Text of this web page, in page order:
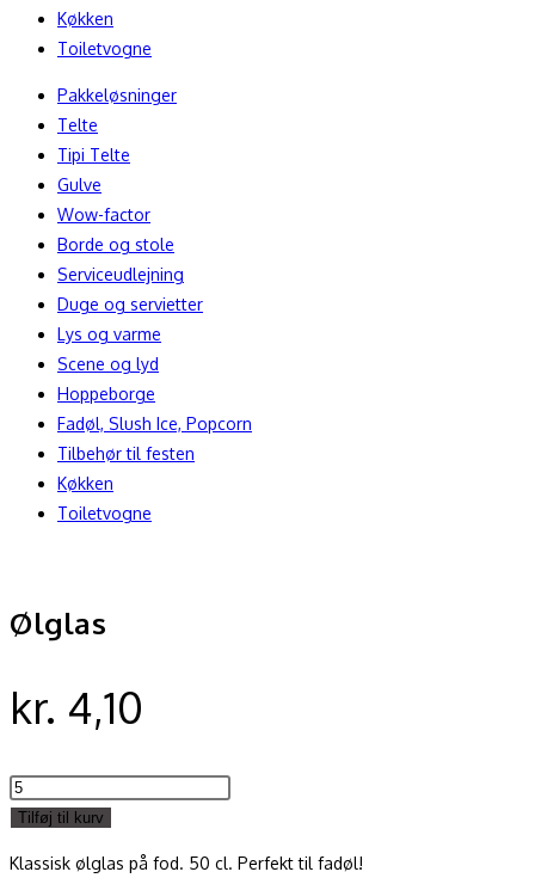
Køkken
Toiletvogne
Pakkeløsninger
Telte
Tipi Telte
Gulve
Wow-factor
Borde og stole
Serviceudlejning
Duge og servietter
Lys og varme
Scene og lyd
Hoppeborge
Fadøl, Slush Ice, Popcorn
Tilbehør til festen
Køkken
Toiletvogne
Ølglas
kr. 4,10
Ølglas
antal
Tilføj til kurv
Klassisk ølglas på fod. 50 cl. Perfekt til fadøl!